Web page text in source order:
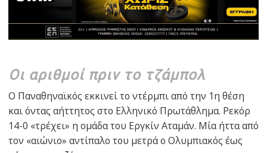
Οι αριθμοί πριν το τζάμπολ
Ο Παναθηναϊκός εκκινεί το ντέρμπι από την 1η θέση
και όντας αήττητος στο Ελληνικό Πρωτάθλημα. Ρεκόρ
14-0 «τρέχει» η ομάδα του Εργκίν Αταμάν. Μία ήττα από
τον «αιώνιο» αντίπαλο του μετρά ο Ολυμπιακός έως